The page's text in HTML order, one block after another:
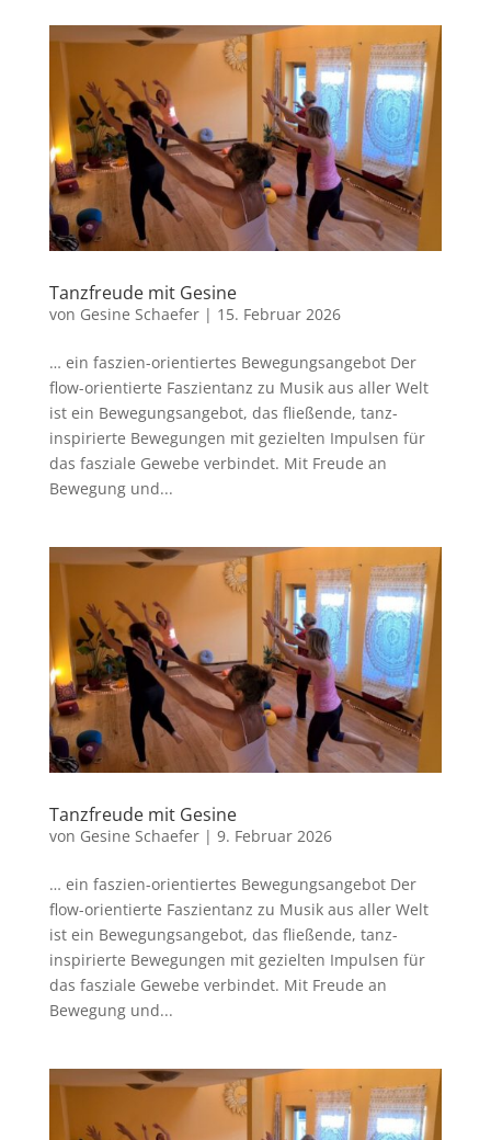
Tanzfreude mit Gesine
von Gesine Schaefer| 15. Februar 2026
… ein faszien-orientiertes Bewegungsangebot Der
flow-orientierte Faszientanz zu Musik aus aller Welt
ist ein Bewegungsangebot, das fließende, tanz-
inspirierte Bewegungen mit gezielten Impulsen für
das fasziale Gewebe verbindet. Mit Freude an
Bewegung und...
Tanzfreude mit Gesine
von Gesine Schaefer| 9. Februar 2026
… ein faszien-orientiertes Bewegungsangebot Der
flow-orientierte Faszientanz zu Musik aus aller Welt
ist ein Bewegungsangebot, das fließende, tanz-
inspirierte Bewegungen mit gezielten Impulsen für
das fasziale Gewebe verbindet. Mit Freude an
Bewegung und...